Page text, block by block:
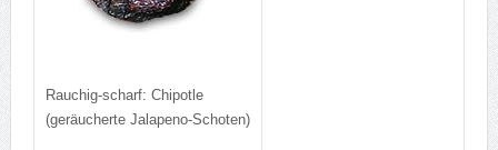
Rauchig-scharf: Chipotle
(geräucherte Jalapeno-Schoten)